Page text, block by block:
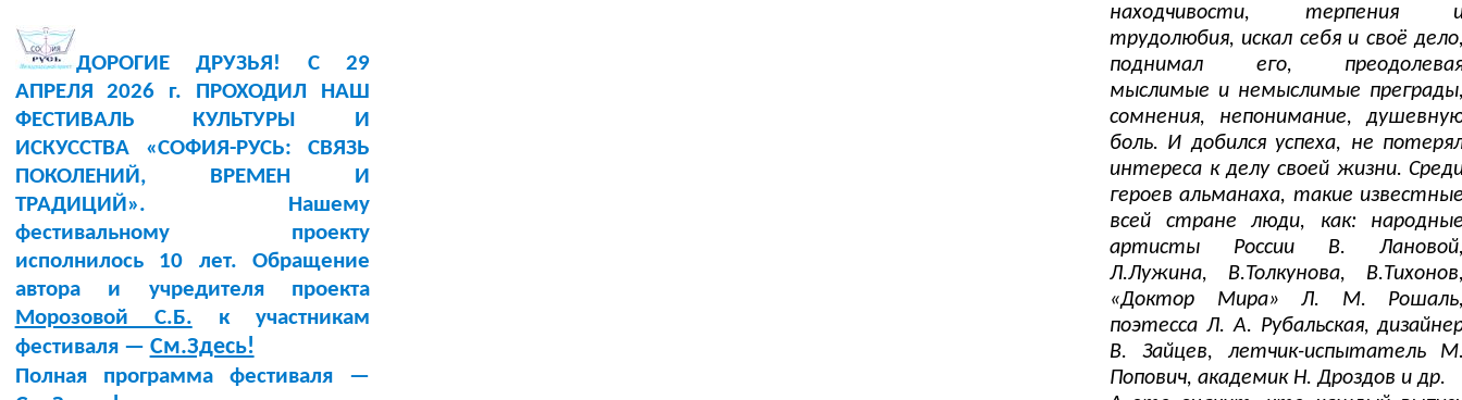
ДОРОГИЕ ДРУЗЬЯ! С 29
АПРЕЛЯ 2026 г. ПРОХОДИЛ НАШ
ФЕСТИВАЛЬ КУЛЬТУРЫ И
ИСКУССТВА «СОФИЯ-РУСЬ: СВЯЗЬ
ПОКОЛЕНИЙ, ВРЕМЕН И
ТРАДИЦИЙ». Нашему
фестивальному проекту
исполнилось 10 лет. Обращение
автора и учредителя проекта
Морозовой С.Б. к участникам
фестиваля — См.Здесь!
Полная программа фестиваля —
находчивости, терпения
трудолюбия, искал себя и своё
поднимал его,
мыслимые и немыслимые
сомнения, непонимание,
боль. И добился успеха, не
интереса к делу своей жизни.
героев альманаха, такие
всей стране люди, как:
артисты России В.
Л.Лужина, В.Толкунова,
«Доктор Мира» Л. М.
поэтесса Л. А. Рубальская,
В. Зайцев, летчик-испытатель
Попович, академик Н. Дроздов и др.